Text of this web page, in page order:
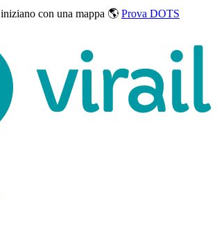
iniziano con una mappa 🌎 Prova DOTS